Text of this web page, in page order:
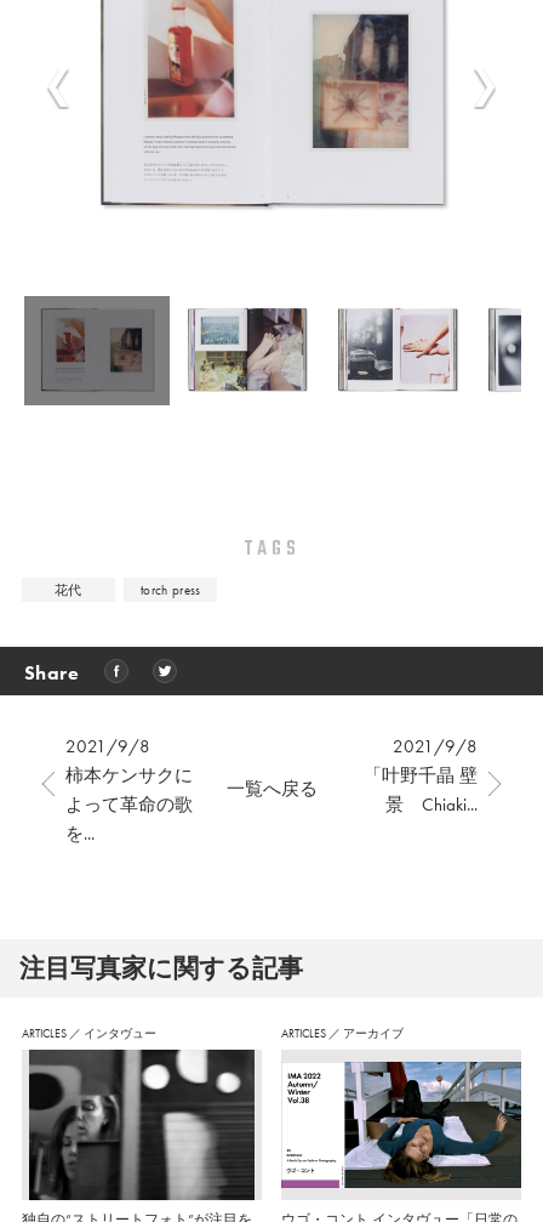
TAGS
花代 torch press
Share
2021/9/8
柿本ケンサクに
よって⾰命の歌
を...
2021/9/8
「叶野千晶 壁
景 Chiaki...
一覧へ戻る
注⽬写真家に関する記事
ARTICLES ／ インタヴュー ARTICLES ／ アーカイブ